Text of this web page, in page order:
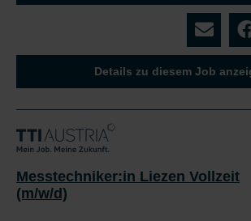
Details zu diesem Job
Messtechniker:in Liezen Vollzeit
(m/w/d)